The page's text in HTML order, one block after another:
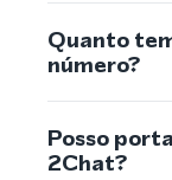
Quanto
número?
Posso
2Chat?